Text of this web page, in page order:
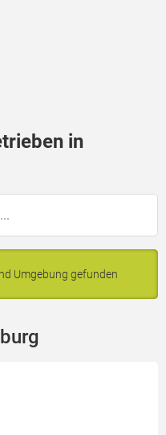
in
Umgebung gefunden